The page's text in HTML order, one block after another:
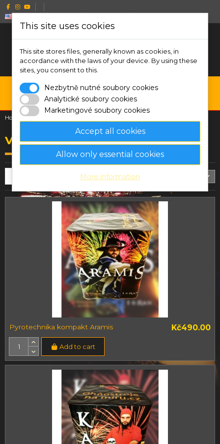
Menu Search Sign in
Home Vše
Vše
Pyrotechnika kompakt Aramis Kč490.00
Add to cart
This site uses cookies
This site stores files, generally known as cookies, in
accordance with the laws of your device. By using these
sites, you consent to this.
Nezbytně nutné soubory cookies
Analytické soubory cookies
Marketingové soubory cookies
Accept all cookies
Allow only essential cookies
More information